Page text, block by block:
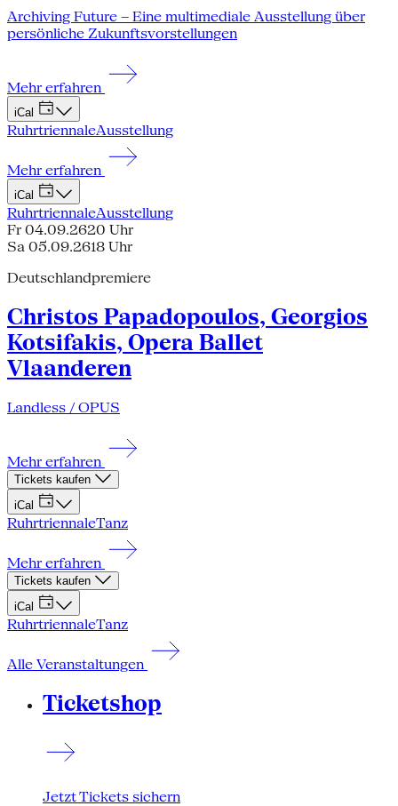
Archiving Future – Eine multimediale Ausstellung über
persönliche Zukunftsvorstellungen
Mehr erfahren
iCal
RuhrtriennaleAusstellung
Mehr erfahren
iCal
RuhrtriennaleAusstellung
Fr 04.09.2620 Uhr
Sa 05.09.2618 Uhr
Deutschlandpremiere
Christos Papadopoulos, Georgios
Kotsifakis, Opera Ballet
Vlaanderen
Landless / OPUS
Mehr erfahren
Tickets kaufen
iCal
RuhrtriennaleTanz
Mehr erfahren
Tickets kaufen
iCal
RuhrtriennaleTanz
Alle Veranstaltungen
Ticketshop
Jetzt Tickets sichern